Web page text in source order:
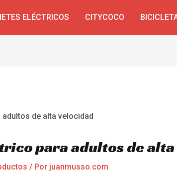
ELÉCTRICOS CITYCOCO
para adultos de
/ Por juanmusso.com